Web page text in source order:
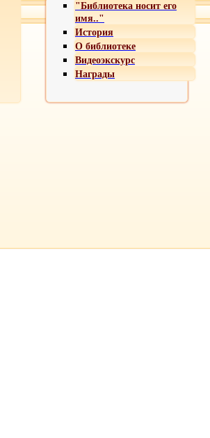
"Библиотека носит его
имя.."
История
О библиотеке
Видеоэкскурс
Награды